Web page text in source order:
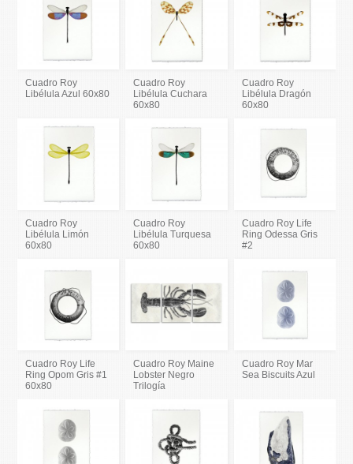
Cuadro Roy
Libélula Azul 60x80
Cuadro Roy
Libélula Cuchara
60x80
Cuadro Roy
Libélula Dragón
60x80
Cuadro Roy
Libélula Limón
60x80
Cuadro Roy
Libélula Turquesa
60x80
Cuadro Roy Life
Ring Odessa Gris
#2
Cuadro Roy Life
Ring Opom Gris #1
60x80
Cuadro Roy Maine
Lobster Negro
Trilogía
Cuadro Roy Mar
Sea Biscuits Azul